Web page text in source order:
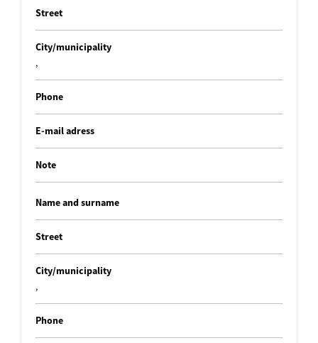
Street
City/municipality
,
Phone
E-mail adress
Note
Name and surname
Street
City/municipality
,
Phone